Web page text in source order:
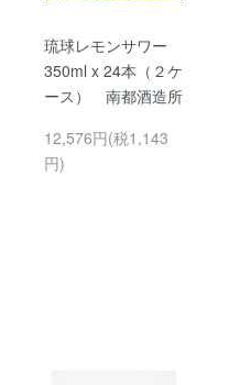
琉球レモンサワー
350ml x 24本（２ケ
ース） 南都酒造所
12,576円(税1,143
円)